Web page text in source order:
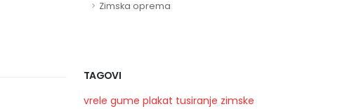
Zimska oprema
TAGOVI
vrele gume plakat tusiranje zimske